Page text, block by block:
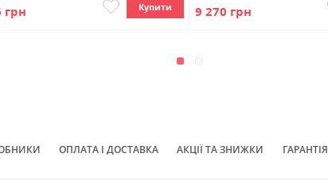
грн Купити 9 270 грн
ОПЛАТА І ДОСТАВКА АКЦІЇ ТА ЗНИЖКИ ГАРАНТІЯ